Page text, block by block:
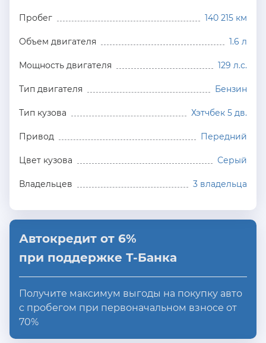
Пробег 140 215 км
Объем двигателя 1.6 л
Мощность двигателя 129 л.с.
Тип двигателя Бензин
Тип кузова Хэтчбек 5 дв.
Привод Передний
Цвет кузова Серый
Владельцев 3 владельца
Автокредит от 6%
при поддержке Т-Банка
Получите максимум выгоды на покупку авто
с пробегом при первоначальном взносе от
70%